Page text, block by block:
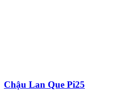
Chậu Lan Que Pi25